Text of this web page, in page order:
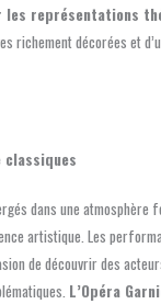
les représentations
richement décorées et
dans une atmosphère
artistique. Les
de découvrir des
L’Opéra